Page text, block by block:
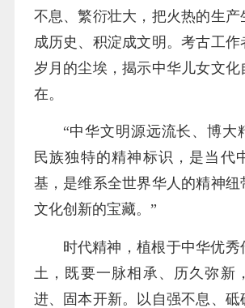
不息、繁衍壮大，把火热的生产
成历史、积淀成文明。考古工作
岁月的尘埃，揭示中华儿女文化
在。
“中华文明源远流长、博大
民族独特的精神标识，是当代
基，是维系全世界华人的精神纽
文化创新的宝藏。”
时代精神，植根于中华优秀
土，既要一脉相承、历久弥新
进、固本开新。以自强不息、砥